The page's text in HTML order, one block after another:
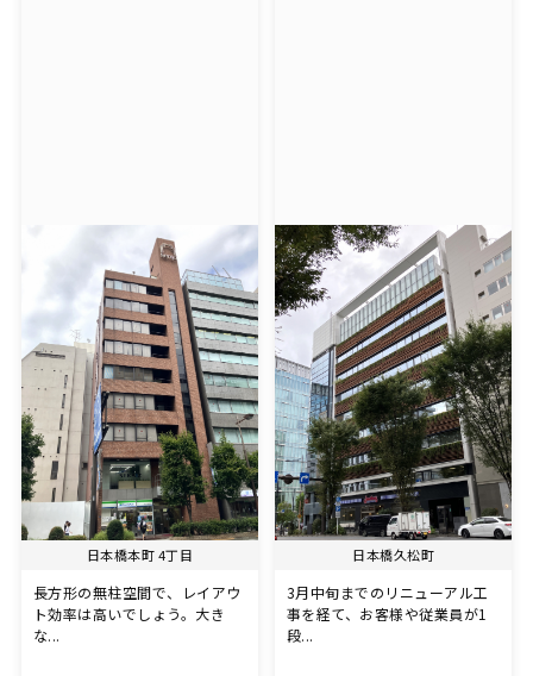
日本橋本町 4丁目
長方形の無柱空間で、レイアウ
ト効率は高いでしょう。大き
な...
日本橋久松町
3月中旬までのリニューアル工
事を経て、お客様や従業員が1
段...